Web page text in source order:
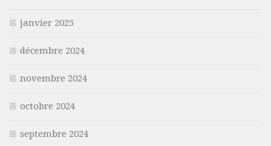
janvier 2025
décembre 2024
novembre 2024
octobre 2024
septembre 2024